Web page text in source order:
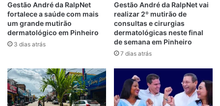
Relacionado
Renan Bolsonaro
alvo da CPI
2 de setembro de 2021
Em "PINHEIRO-MA"
Bolsonaro quer
ingressar o 4º filho
29 de dezembro de 2019
Em "PINHEIRO-MA"
Gestão André da RalpNet
fortalece a saúde com mais
um grande mutirão
dermatológico em Pinheiro
3 dias atrás
Gestão André da RalpNet vai
realizar 2º mutirão de
consultas e cirurgias
dermatológicas neste final
de semana em Pinheiro
7 dias atrás